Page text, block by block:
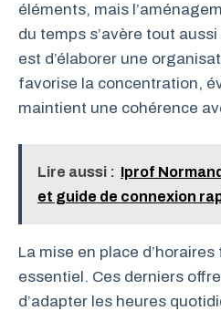
éléments, mais
du temps s’avère tout
est d’élaborer une
favorise la concentration,
maintient une cohérence
Lire aussi : Iprof
et guide de connexion
La mise en place
essentiel. Ces derniers
d’adapter les heures